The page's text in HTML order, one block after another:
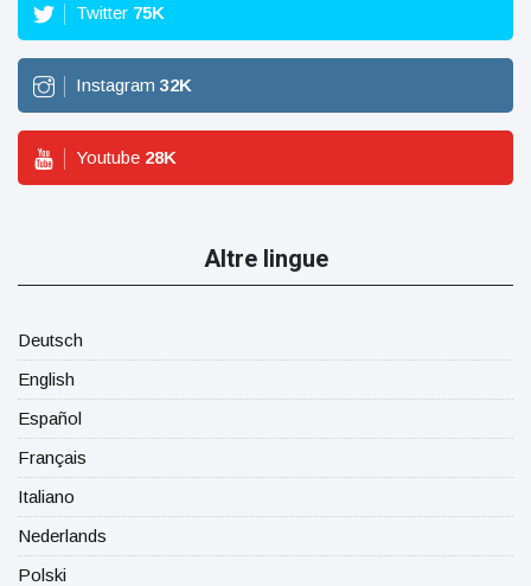
Twitter 75K
Instagram 32K
Youtube 28K
Altre lingue
Deutsch
English
Español
Français
Italiano
Nederlands
Polski